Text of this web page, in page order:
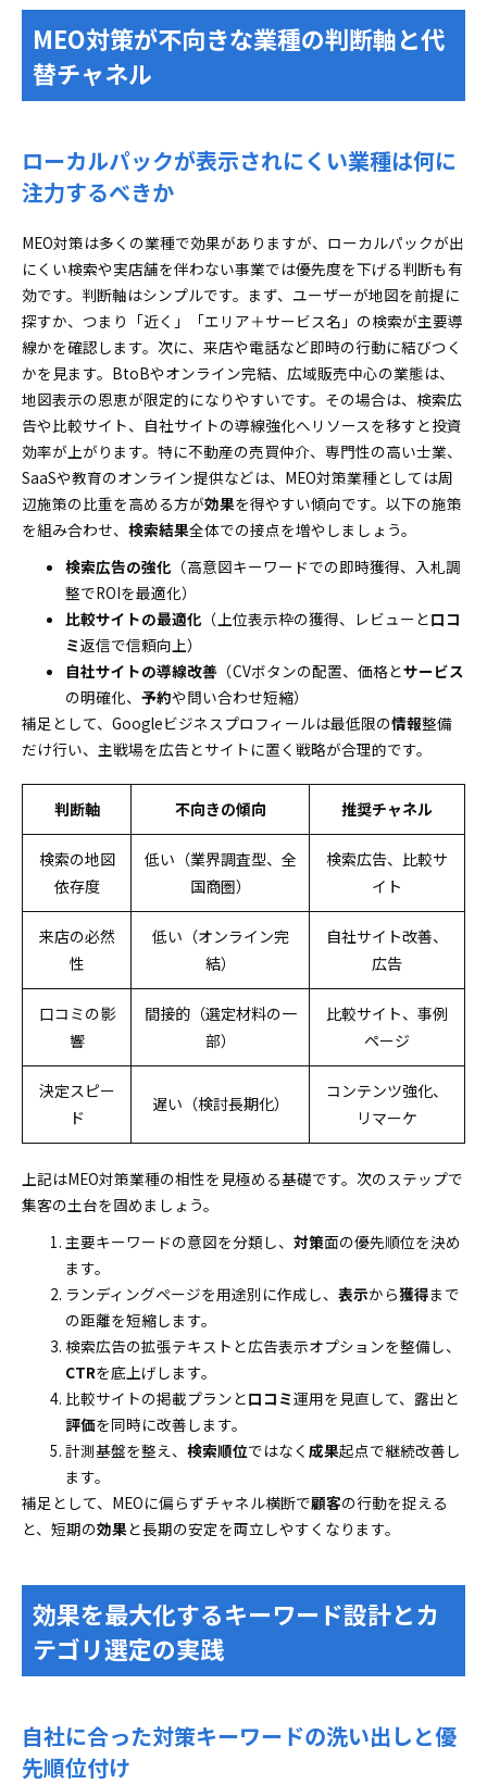
MEO対策が不向きな業種の判断軸と代
替チャネル
ローカルパックが表示されにくい業種は何に
注力するべきか
MEO対策は多くの業種で効果がありますが、ローカルパックが出
にくい検索や実店舗を伴わない事業では優先度を下げる判断も有
効です。判断軸はシンプルです。まず、ユーザーが地図を前提に
探すか、つまり「近く」「エリア＋サービス名」の検索が主要導
線かを確認します。次に、来店や電話など即時の行動に結びつく
かを見ます。BtoBやオンライン完結、広域販売中心の業態は、
地図表示の恩恵が限定的になりやすいです。その場合は、検索広
告や比較サイト、自社サイトの導線強化へリソースを移すと投資
効率が上がります。特に不動産の売買仲介、専門性の高い士業、
SaaSや教育のオンライン提供などは、MEO対策業種としては周
辺施策の比重を高める方が効果を得やすい傾向です。以下の施策
を組み合わせ、 検索結果全体での接点を増やしましょう。
検索広告の強化 （高意図キーワードでの即時獲得、入札調
整でROIを最適化）
比較サイトの最適化 （上位表示枠の獲得、レビューと口コ
ミ返信で信頼向上）
自社サイトの導線改善 （CVボタンの配置、価格とサービス
の明確化、 予約や問い合わせ短縮）
補足として、Googleビジネスプロフィールは最低限の情報整備
だけ行い、主戦場を広告とサイトに置く戦略が合理的です。
判断軸 不向きの傾向 推奨チャネル
検索の地図
依存度
低い（業界調査型、全
国商圏）
検索広告、比較サ
イト
来店の必然
性
低い（オンライン完
結）
自社サイト改善、
広告
口コミの影
響
間接的（選定材料の一
部）
比較サイト、事例
ページ
決定スピー
ド
遅い（検討長期化）
コンテンツ強化、
リマーケ
上記はMEO対策業種の相性を見極める基礎です。次のステップで
集客の土台を固めましょう。
主要キーワードの意図を分類し、 対策面の優先順位を決め
ます。
ランディングページを用途別に作成し、 表示から獲得まで
の距離を短縮します。
検索広告の拡張テキストと広告表示オプションを整備し、
CTRを底上げします。
比較サイトの掲載プランと口コミ運用を見直して、露出と
評価を同時に改善します。
計測基盤を整え、 検索順位ではなく 成果起点で継続改善し
ます。
補足として、MEOに偏らずチャネル横断で顧客の行動を捉える
と、短期の効果と長期の安定を両立しやすくなります。
効果を最大化するキーワード設計とカ
テゴリ選定の実践
自社に合った対策キーワードの洗い出しと優
先順位付け